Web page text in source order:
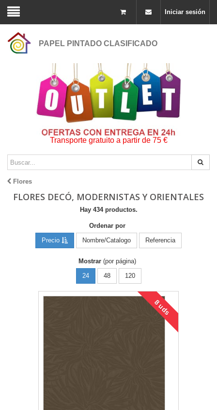
Iniciar sesión
PAPEL PINTADO CLASIFICADO
Transporte gratuito a partir de 75 €
Flores
FLORES DECÓ, MODERNISTAS Y ORIENTALES
Hay 434 productos.
Ordenar por
Precio
Nombre/Catalogo Referencia
Mostrar (por página)
24
48 120
8 uds